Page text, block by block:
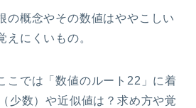
の概念やその数値はややこしい
えにくいもの。
こでは「数値のルート22」に着
少数）や近似値は？求め方や覚